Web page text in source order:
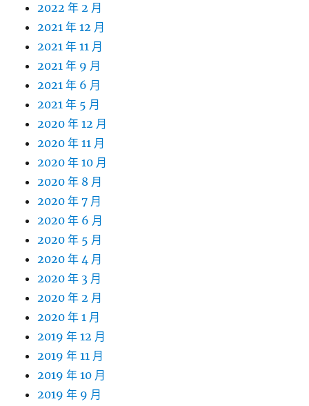
2022 年 2 月
2021 年 12 月
2021 年 11 月
2021 年 9 月
2021 年 6 月
2021 年 5 月
2020 年 12 月
2020 年 11 月
2020 年 10 月
2020 年 8 月
2020 年 7 月
2020 年 6 月
2020 年 5 月
2020 年 4 月
2020 年 3 月
2020 年 2 月
2020 年 1 月
2019 年 12 月
2019 年 11 月
2019 年 10 月
2019 年 9 月